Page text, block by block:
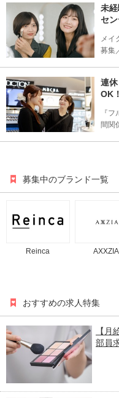
未
セ
メイ
募集
連
OK！
『
間関
募集中のブランド一覧
Reinca AXXZIA
おすすめの求人特集
【
部員